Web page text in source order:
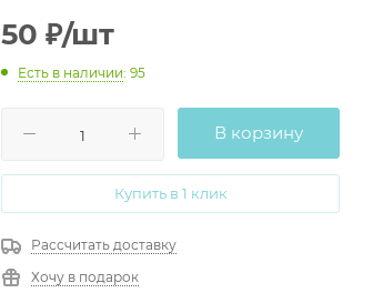
50 ₽/шт
Есть в наличии: 95
В корзину
Купить в 1 клик
Рассчитать доставку
Хочу в подарок